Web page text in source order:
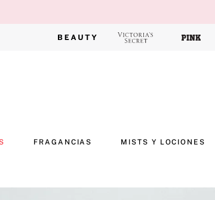
FRAGANCIAS MISTS Y LOCIONES